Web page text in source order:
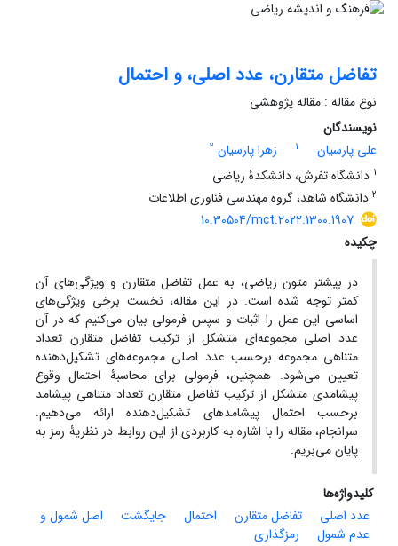
تفاضل متقارن، عدد اصلی، و احتمال
نوع مقاله : مقاله پژوهشی
نویسندگان
علی پارسیان
1 زهرا پارسیان 2
1 دانشگاه تفرش، دانشکدۀ ریاضی
2 دانشگاه شاهد، گروه مهندسی فناوری اطلاعات
10.30504/mct.2022.1300.1907
چکیده
در بیشتر متون ریاضی، به عمل تفاضل متقارن و ویژگی‌های آن
کمتر توجه شده است. در این مقاله، نخست برخی ویژگی‌های
اساسی این عمل را اثبات و سپس فرمولی بیان می‌کنیم که در آن
عدد اصلی مجموعه‌ای متشکل از ترکیب تفاضل متقارن تعداد
متناهی مجموعه برحسب عدد اصلی مجموعه‌های تشکیل‌دهنده
تعیین می‌شود. همچنین، فرمولی برای محاسبۀ احتمال وقوع
پیشامدی متشکل از ترکیب تفاضل متقارن تعداد متناهی پیشامد
برحسب احتمال پیشامدهای تشکیل‌دهنده ارائه می‌دهیم.
سرانجام، مقاله را با اشاره به کاربردی از این روابط در نظریۀ رمز به
پایان می‌بریم.
کلیدواژه‌ها
عدد اصلی
تفاضل متقارن احتمال جایگشت
اصل شمول و
عدم شمول
رمزگذاری